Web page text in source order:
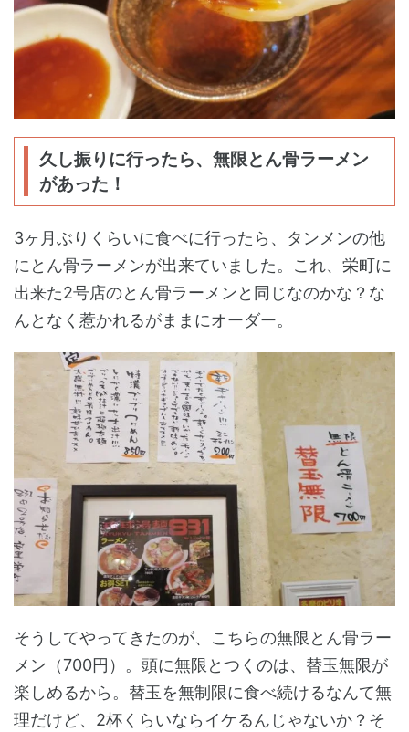
久し振りに行ったら、無限とん骨ラーメン
があった！
3ヶ月ぶりくらいに食べに行ったら、タンメンの他
にとん骨ラーメンが出来ていました。これ、栄町に
出来た2号店のとん骨ラーメンと同じなのかな？な
んとなく惹かれるがままにオーダー。
そうしてやってきたのが、こちらの無限とん骨ラー
メン（700円）。頭に無限とつくのは、替玉無限が
楽しめるから。替玉を無制限に食べ続けるなんて無
理だけど、2杯くらいならイケるんじゃないか？そ